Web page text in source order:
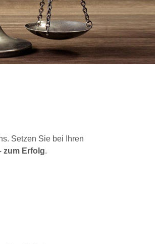
Setzen Sie bei Ihren
zum Erfolg.